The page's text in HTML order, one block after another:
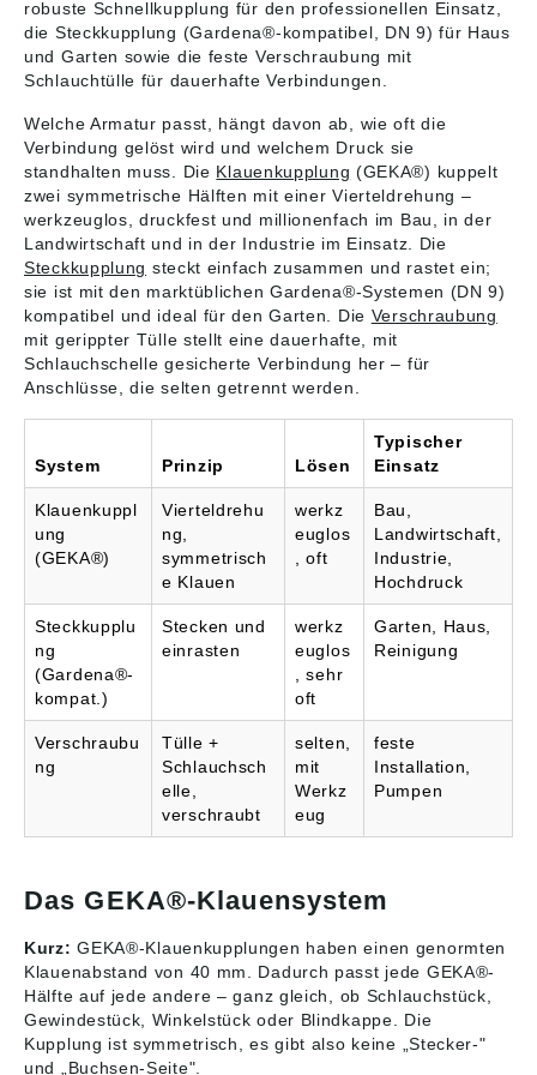
Oehler GmbH,
Manfred-von-
Ardenne-Allee 27,
71522 Backnang, DE,
Herstellungsverfahren
) und das Gewinde ist
flachdichtend.
Produktsicherheitsver
2023/998): Karasto
Armaturenfabrik
Oehler GmbH,
Manfred-von-
Ardenne-Allee 27,
71522 Backnang, DE,
info@karasto.de
sowie Kälte- und
Wärmeweiterleitung
des durchfließenden
Wassers. Das Material
des Gehäuses ist aus
Ventileinsatz aus
Chromstahl und die
Gummiummantelung
aus EPDM. Der
Betriebsdruck liegt bei
max. 24 bar. Der
Temperatureinsatzber
eich beträgt max. 50
°C. Die Dichtungen
haben eine KTW-
Zulassung nach D2
und Prüfzeugnis
DVGW W270. Durch
Öffnen des Ventils
und Einstellen der
Strahlstärke erreicht
Wasserausbringung
durch unterschiedlich
starkes Durchdrücken
des ergonomisch
geformten
Handgriffes: vom
konzentrierten Strahl
bis zum feinen
Sprühnebel. Der
GEKA® plus-
Steckanschluss ist zur
Verwendung mit allen
gängigen
Stecksystemen
geeignet. Ideal ist die
Anwendung zum
Sportgeräten,
Gartenmöbeln und
ums Haus sowie auch
für den gewerblichen
Einsatz. Angaben
gemäß
Produktsicherheitsver
robuste Schnellkupplung für den professionellen Einsatz,
die Steckkupplung (Gardena®-kompatibel, DN 9) für Haus
und Garten sowie die feste Verschraubung mit
Schlauchtülle für dauerhafte Verbindungen.
Welche Armatur passt, hängt davon ab, wie oft die
Verbindung gelöst wird und welchem Druck sie
standhalten muss. Die Klauenkupplung (GEKA®) kuppelt
zwei symmetrische Hälften mit einer Vierteldrehung –
werkzeuglos, druckfest und millionenfach im Bau, in der
Landwirtschaft und in der Industrie im Einsatz. Die
Steckkupplung steckt einfach zusammen und rastet ein;
sie ist mit den marktüblichen Gardena®-Systemen (DN 9)
kompatibel und ideal für den Garten. Die Verschraubung
mit gerippter Tülle stellt eine dauerhafte, mit
Schlauchschelle gesicherte Verbindung her – für
Anschlüsse, die selten getrennt werden.
System Prinzip Lösen
Typischer
Einsatz
Klauenkuppl
ung
(GEKA®)
Vierteldrehu
ng,
symmetrisch
e Klauen
werkz
euglos
, oft
Bau,
Landwirtschaft,
Industrie,
Hochdruck
Steckkupplu
ng
(Gardena®-
kompat.)
Stecken und
einrasten
werkz
euglos
, sehr
oft
Garten, Haus,
Reinigung
Verschraubu
ng
Tülle +
Schlauchsch
elle,
verschraubt
selten,
mit
Werkz
eug
feste
Installation,
Pumpen
Das GEKA®-Klauensystem
Kurz: GEKA®-Klauenkupplungen haben einen genormten
Klauenabstand von 40 mm. Dadurch passt jede GEKA®-
Hälfte auf jede andere – ganz gleich, ob Schlauchstück,
Gewindestück, Winkelstück oder Blindkappe. Die
Kupplung ist symmetrisch, es gibt also keine „Stecker-"
und „Buchsen-Seite".